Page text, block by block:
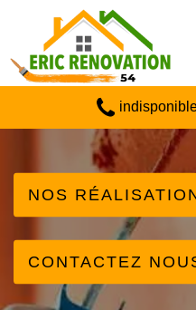
NOS
CONTACTEZ